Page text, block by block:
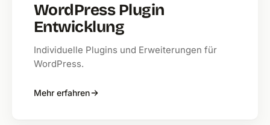
WordPress Plugin
Entwicklung
Individuelle Plugins und Erweiterungen für
WordPress.
Mehr erfahren